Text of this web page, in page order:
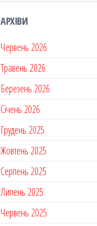
АРХІВИ
Червень 2026
Травень 2026
Березень 2026
Січень 2026
Грудень 2025
Жовтень 2025
Серпень 2025
Липень 2025
Червень 2025